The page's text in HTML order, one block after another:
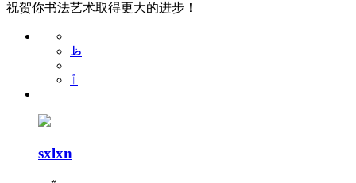
祝贺你书法艺术取得更大的进步！
ظ
ٱ
sxlxn